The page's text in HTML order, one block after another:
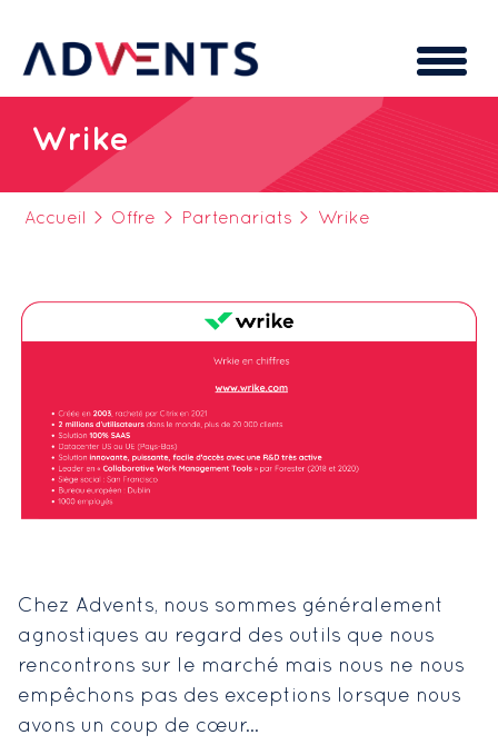
Wrike
Accueil > Offre > Partenariats > Wrike
Chez Advents, nous sommes généralement
agnostiques au regard des outils que nous
rencontrons sur le marché mais nous ne nous
empêchons pas des exceptions lorsque nous
avons un coup de cœur…